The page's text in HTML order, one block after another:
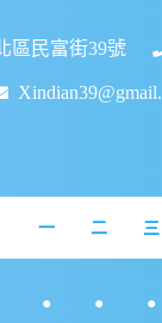
區民富街39號
一 二 三
● ● ●